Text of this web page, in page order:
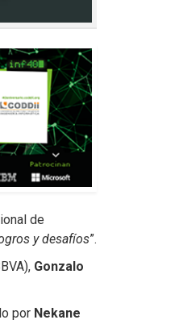
de
y desafíos”.
Gonzalo
por Nekane